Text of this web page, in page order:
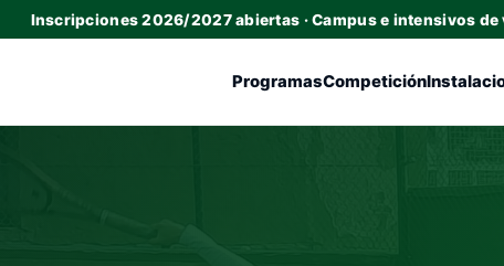
Inscripciones 2026/2027 abiertas · Campus e intensivos de
ProgramasCompetición